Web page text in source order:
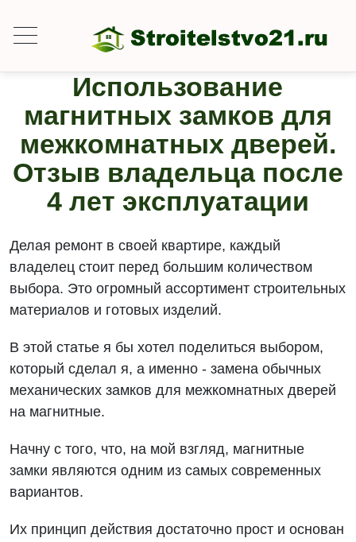
Использование
магнитных замков для
межкомнатных дверей.
Отзыв владельца после
4 лет эксплуатации
Делая ремонт в своей квартире, каждый
владелец стоит перед большим количеством
выбора. Это огромный ассортимент строительных
материалов и готовых изделий.
В этой статье я бы хотел поделиться выбором,
который сделал я, а именно - замена обычных
механических замков для межкомнатных дверей
на магнитные.
Начну с того, что, на мой взгляд, магнитные
замки являются одним из самых современных
вариантов.
Их принцип действия достаточно прост и основан